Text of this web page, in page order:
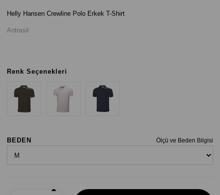
Helly Hansen Crewline Polo Erkek T-Shirt
Antrasit
Renk Seçenekleri
Ölçü ve Beden Bilgisi
BEDEN